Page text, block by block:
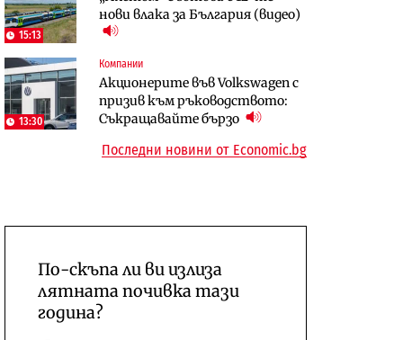
15:13
нови влака за България (видео)
13:30
Компании
Акционерите във Volkswagen с
призив към ръководството:
Съкращавайте бързо
откажат напълно от Google
Компании
„Ендуросат“ ще строи огромен
космически и отбранителен
център в Доброславци
център в Доброславци
10:12
Държавният ТЕЦ „Марица
изток 2“ работи с 5 блока
Последни новини от Economic.bg
По-скъпа ли ви излиза
лятната почивка тази
година?